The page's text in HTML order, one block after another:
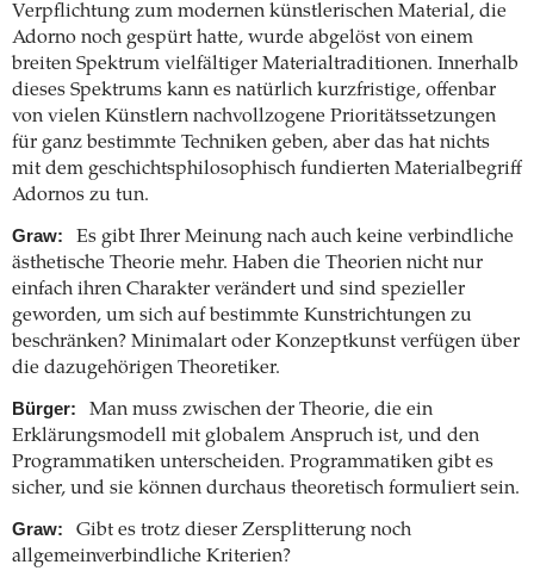
Verpflichtung zum modernen künstlerischen Material, die
Adorno noch gespürt hatte, wurde abgelöst von einem
breiten Spektrum vielfältiger Materialtraditionen. Innerhalb
dieses Spektrums kann es natürlich kurzfristige, offenbar
von vielen Künstlern nachvollzogene Prioritätssetzungen
für ganz bestimmte Techniken geben, aber das hat nichts
mit dem geschichtsphilosophisch fundierten Materialbegriff
Adornos zu tun.
Graw:
Es gibt Ihrer Meinung nach auch keine verbindliche
ästhetische Theorie mehr. Haben die Theorien nicht nur
einfach ihren Charakter verändert und sind spezieller
geworden, um sich auf bestimmte Kunstrichtungen zu
beschränken? Minimalart oder Konzeptkunst verfügen über
die dazugehörigen Theoretiker.
Bürger:
Man muss zwischen der Theorie, die ein
Erklärungsmodell mit globalem Anspruch ist, und den
Programmatiken unterscheiden. Programmatiken gibt es
sicher, und sie können durchaus theoretisch formuliert sein.
Graw:
Gibt es trotz dieser Zersplitterung noch
allgemeinverbindliche Kriterien?